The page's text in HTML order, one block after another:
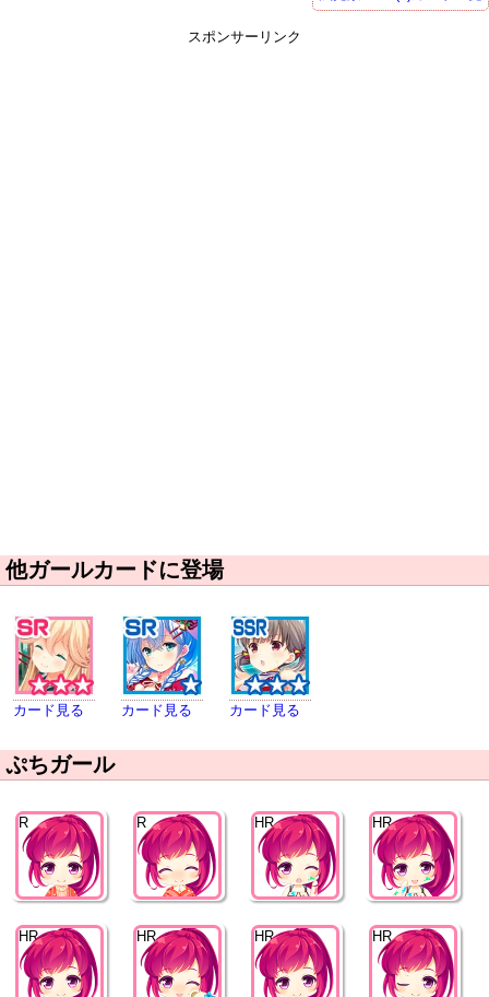
スポンサーリンク
他ガールカードに登場
カード見る カード見る カード見る
ぷちガール
R R HR HR
HR HR HR HR